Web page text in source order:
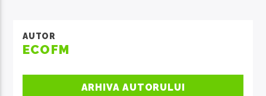
AUTOR
ECOFM
ARHIVA AUTORULUI